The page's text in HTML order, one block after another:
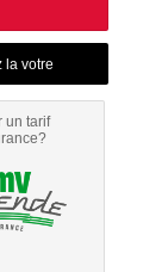
un tarif